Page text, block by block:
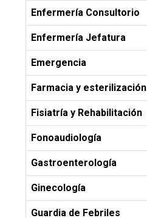
Enfermería Consultorio
Enfermería Jefatura
Emergencia
Farmacia y esterilización
Fisiatría y Rehabilitación
Fonoaudiología
Gastroenterología
Ginecología
Guardia de Febriles